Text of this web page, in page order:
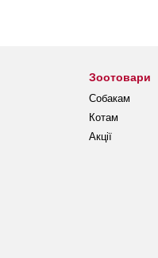
Зоотовари
Собакам
Котам
Акції